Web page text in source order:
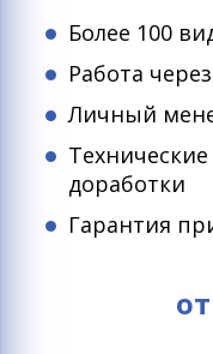
Более 100
Работа
Личный
доработки
Гарантия